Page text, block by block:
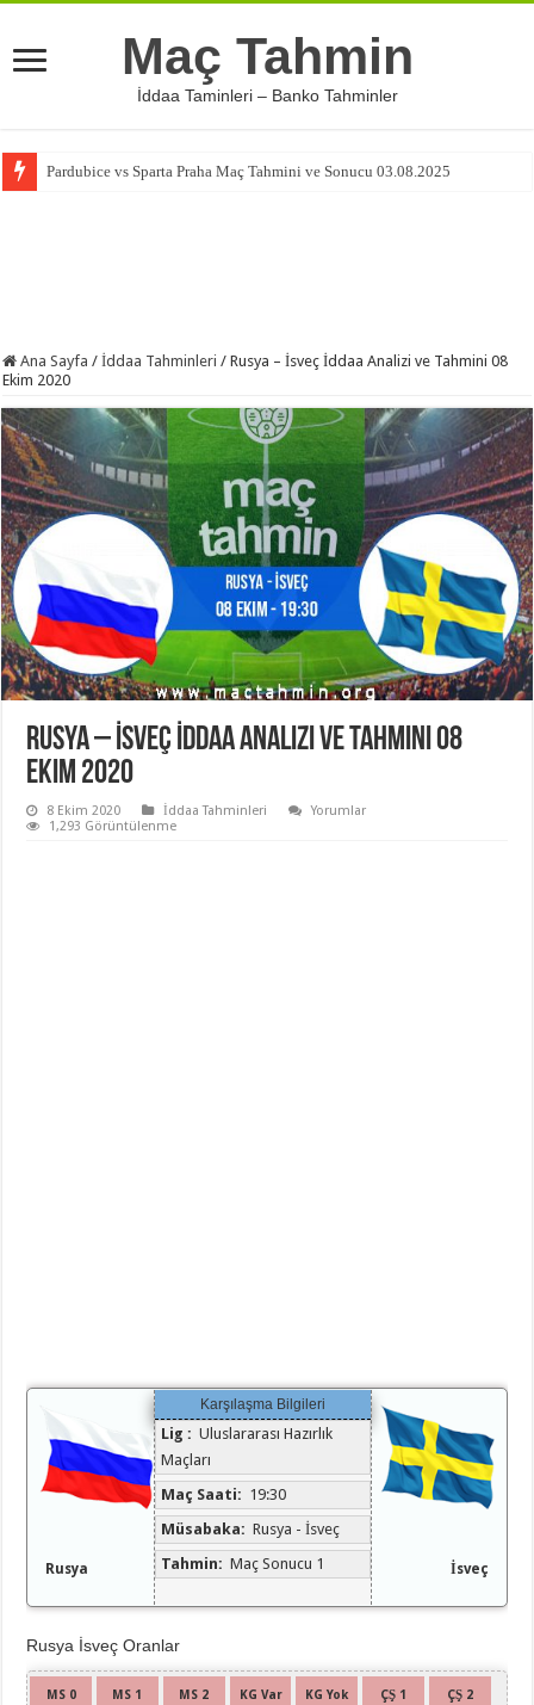
Maç Tahmin
İddaa Taminleri – Banko Tahminler
Pardubice vs Sparta Praha Maç Tahmini ve Sonucu 03.08.2025
Ana Sayfa / İddaa Tahminleri / Rusya – İsveç İddaa Analizi ve Tahmini 08
Ekim 2020
Rusya – İsveç İddaa Analizi ve Tahmini 08
Ekim 2020
8 Ekim 2020 İddaa Tahminleri
Yorumlar
1,293 Görüntülenme
Rusya
Karşılaşma Bilgileri
Lig : Uluslararası Hazırlık
Maçları
Maç Saati: 19:30
Müsabaka: Rusya - İsveç
Tahmin: Maç Sonucu 1 İsveç
Rusya İsveç Oranlar
MS 0 MS 1 MS 2 KG Var KG Yok ÇŞ 1 ÇŞ 2